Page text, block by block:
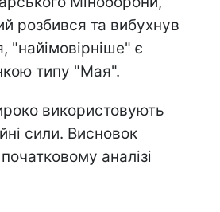
розбився та вибухнув
"найімовірніше" є
типу "Мая".
використовують
сили. Висновок
аналізі